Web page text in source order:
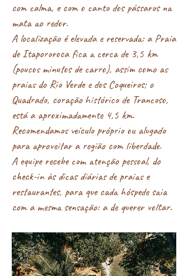
com calma, e com o canto dos pássaros na
mata ao redor.
A localização é elevada e reservada: a Praia
de Itapororoca fica a cerca de 3,5 km
(poucos minutos de carro), assim como as
praias do Rio Verde e dos Coqueiros; o
Quadrado, coração histórico de Trancoso,
está a aproximadamente 4,5 km.
Recomendamos veículo próprio ou alugado
para aproveitar a região com liberdade.
A equipe recebe com atenção pessoal, do
check-in às dicas diárias de praias e
restaurantes, para que cada hóspede saia
com a mesma sensação: a de querer voltar.